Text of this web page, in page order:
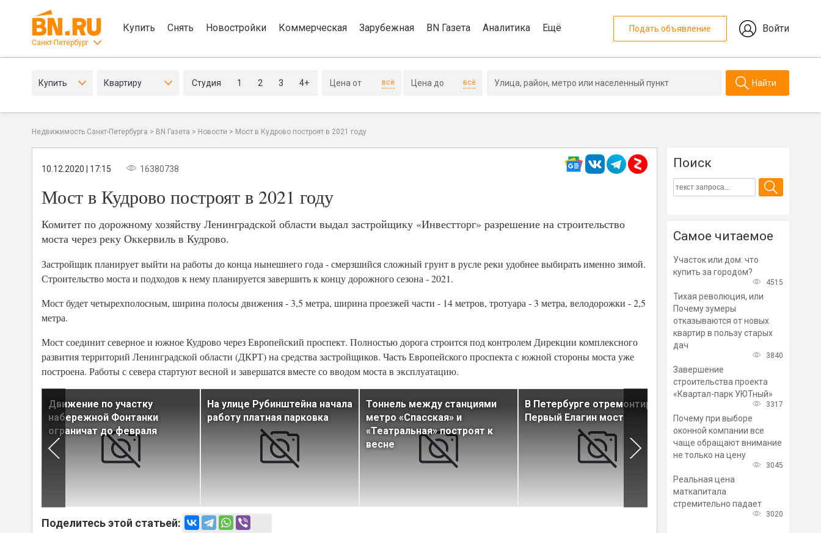
Санкт-Петербург
Купить Снять Новостройки Коммерческая Зарубежная BN Газета Аналитика Ещё Подать объявление Войти
Купить Квартиру Студия 1 2 3 4+ всё всё Найти
Недвижимость Санкт-Петербурга > BN Газета > Новости > Мост в Кудрово построят в 2021 году
10.12.2020 | 17:15 16380738
Мост в Кудрово построят в 2021 году
Комитет по дорожному хозяйству Ленинградской области выдал застройщику «Инвестторг» разрешение на строительство
моста через реку Оккервиль в Кудрово.
Застройщик планирует выйти на работы до конца нынешнего года - смерзшийся сложный грунт в русле реки удобнее выбирать именно зимой.
Строительство моста и подходов к нему планируется завершить к концу дорожного сезона - 2021.
Мост будет четырехполосным, ширина полосы движения - 3,5 метра, ширина проезжей части - 14 метров, тротуара - 3 метра, велодорожки - 2,5
метра.
Мост соединит северное и южное Кудрово через Европейский проспект. Полностью дорога строится под контролем Дирекции комплексного
развития территорий Ленинградской области (ДКРТ) на средства застройщиков. Часть Европейского проспекта с южной стороны моста уже
построена. Работы с севера стартуют весной и завершатся вместе со вводом моста в эксплуатацию.
Движение по участку
набережной Фонтанки
ограничат до февраля
На улице Рубинштейна начала
работу платная парковка
Тоннель между станциями
метро «Спасская» и
«Театральная» построят к
весне
В Петербурге отремонтируют
Первый Елагин мост
В Ленобласти подготовлен
проект развязки в Кудрово
Поделитесь этой статьей:
Поиск
Самое читаемое
Участок или дом: что
купить за городом?
4515
Тихая революция, или
Почему зумеры
отказываются от новых
квартир в пользу старых
дач
3840
Завершение
строительства проекта
«Квартал-парк УЮТный»
3317
Почему при выборе
оконной компании все
чаще обращают внимание
не только на цену
3045
Реальная цена
маткапитала
стремительно падает
3020